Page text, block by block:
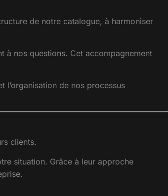
de notre catalogue, à harmoniser
à nos questions. Cet accompagnement
l’organisation de nos processus
clients.
situation. Grâce à leur approche